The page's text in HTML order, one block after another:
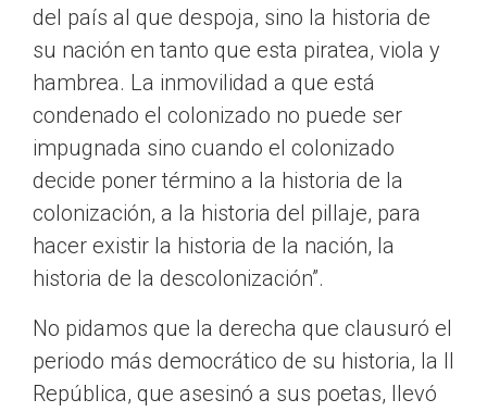
del país al que despoja, sino la historia de
su nación en tanto que esta piratea, viola y
hambrea. La inmovilidad a que está
condenado el colonizado no puede ser
impugnada sino cuando el colonizado
decide poner término a la historia de la
colonización, a la historia del pillaje, para
hacer existir la historia de la nación, la
historia de la descolonización”.
No pidamos que la derecha que clausuró el
periodo más democrático de su historia, la II
República, que asesinó a sus poetas, llevó